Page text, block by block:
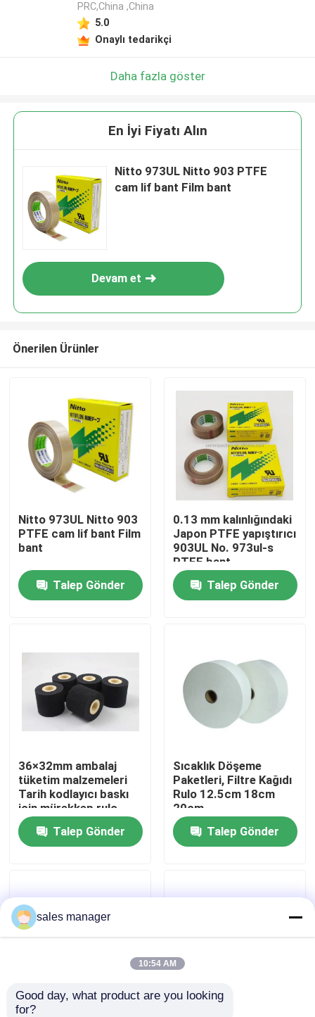
Ürün
Hakkımızda
Kalite Kontrolü
Bir İndirim İste
Ambalaj Etiketleme Makinesi
Otomatik Paketleme Makinası
Otomatik Şişe Kapatma Makinesi
PRC,China ,China
5.0
Onaylı tedarikçi
Daha fazla göster
En İyi Fiyatı Alın
Nitto 973UL Nitto 903 PTFE
cam lif bant Film bant
Devam et
Önerilen Ürünler
Nitto 973UL Nitto 903
PTFE cam lif bant Film
bant
Talep Gönder
0.13 mm kalınlığındaki
Japon PTFE yapıştırıcı
903UL No. 973ul-s
PTFE bant
Talep Gönder
36×32mm ambalaj
tüketim malzemeleri
Tarih kodlayıcı baskı
için mürekkep rulo
Talep Gönder
Sıcaklık Döşeme
Paketleri, Filtre Kağıdı
Rulo 12.5cm 18cm
20cm
Talep Gönder
30×100M Siyah
sales manager
10:54 AM
Good day, what product are you looking
for?